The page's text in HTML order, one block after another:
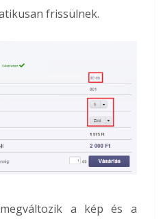
frissülnek.
a kép és a